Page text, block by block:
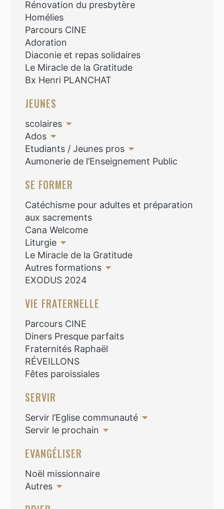
Rénovation du presbytère
Homélies
Parcours CINE
Adoration
Diaconie et repas solidaires
Le Miracle de la Gratitude
Bx Henri PLANCHAT
JEUNES
scolaires
Ados
Etudiants / Jeunes pros
Aumonerie de l’Enseignement Public
SE FORMER
Catéchisme pour adultes et préparation
aux sacrements
Cana Welcome
Liturgie
Le Miracle de la Gratitude
Autres formations
EXODUS 2024
VIE FRATERNELLE
Parcours CINE
Diners Presque parfaits
Fraternités Raphaël
RÉVEILLONS
Fêtes paroissiales
SERVIR
Servir l’Eglise communauté
Servir le prochain
EVANGÉLISER
Noël missionnaire
Autres